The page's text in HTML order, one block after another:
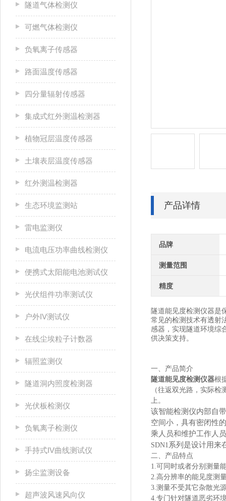
隧道气体检测仪
可燃气体检测仪
负氧离子传感器
路面温度传感器
四分量辐射传感器
集成式红外测温检测器
植物冠层温度传感器
土壤表层温度传感器
红外测温检测器
生态环境监测站
雷电监测仪
电流电压功率曲线检测仪
便携式太阳能电池测试仪
光伏组件功率测试仪
户外IV测试仪
在线尘埃粒子计数器
辐照监测仪
隧道洞内照度检测器
光伏板检测仪
负氧离子检测仪
手持式IV曲线测试仪
扬尘监测设备
超声波风速风向仪
产品详情
品牌
测量范围
精度
隧道能见度检测仪器是
常见的检测技术有透射
感器，实现隧道环境综
供决策支持。
一、产品简介
隧道能见度检测仪器根
（往返双光路，实际
上。
该智能检测仪内部自
空间小，具有密闭性
乘人员和维护工作人
SDN1 系列是设计用来
二、产品特点
1.可同时或者分别测量
2.高分辨率的能见度测
3.测量不受其它杂散光
4.专门针对隧道恶劣环